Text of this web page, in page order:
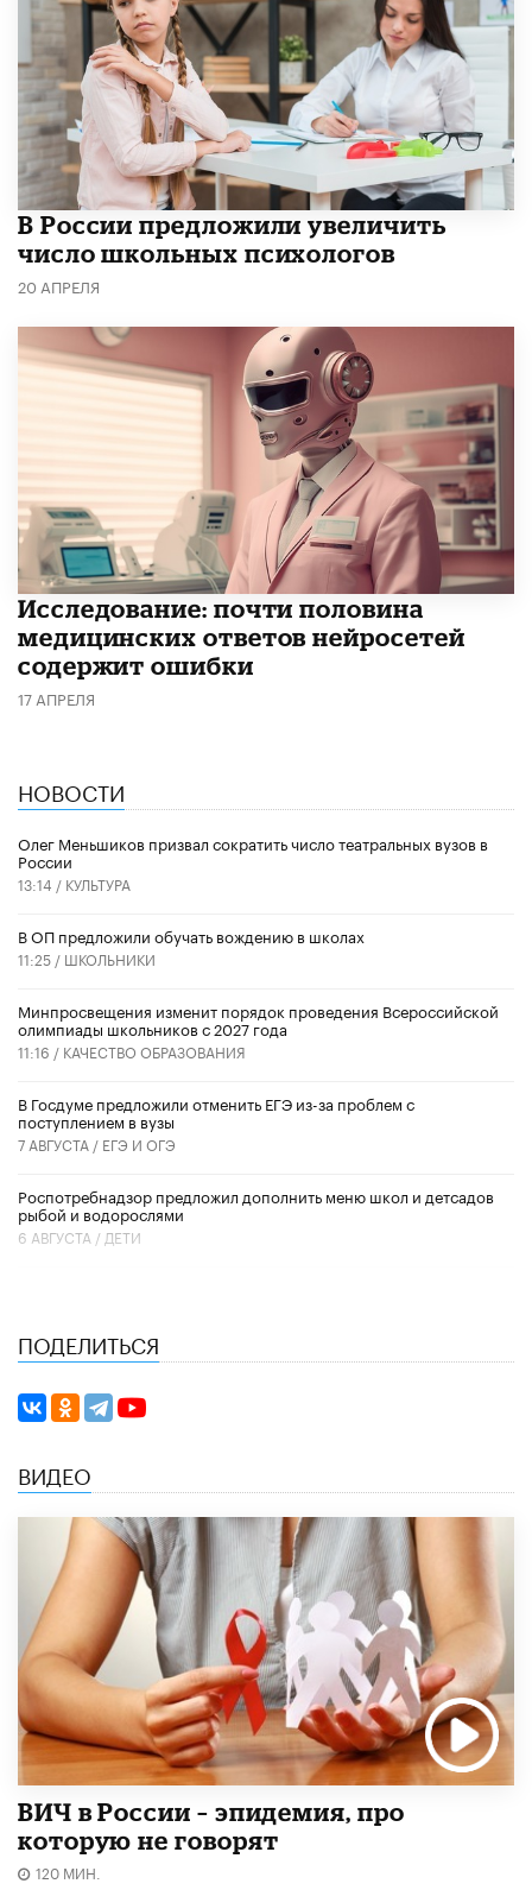
В России предложили увеличить
число школьных психологов
20 АПРЕЛЯ
Исследование: почти половина
медицинских ответов нейросетей
содержит ошибки
17 АПРЕЛЯ
НОВОСТИ
Олег Меньшиков призвал сократить число театральных вузов в
России
13:14 / КУЛЬТУРА
В ОП предложили обучать вождению в школах
11:25 / ШКОЛЬНИКИ
Минпросвещения изменит порядок проведения Всероссийской
олимпиады школьников с 2027 года
11:16 / КАЧЕСТВО ОБРАЗОВАНИЯ
В Госдуме предложили отменить ЕГЭ из-за проблем с
поступлением в вузы
7 АВГУСТА / ЕГЭ И ОГЭ
Роспотребнадзор предложил дополнить меню школ и детсадов
рыбой и водорослями
6 АВГУСТА / ДЕТИ
ПОДЕЛИТЬСЯ
ВИДЕО
ВИЧ в России – эпидемия, про
которую не говорят
120 МИН.